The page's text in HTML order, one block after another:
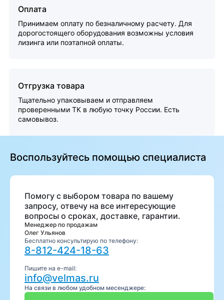
Оплата
Принимаем оплату по безналичному расчету. Для
дорогостоящего оборудования возможны условия
лизинга или поэтапной оплаты.
Отгрузка товара
Тщательно упаковываем и отправляем
проверенными ТК в любую точку России. Есть
самовывоз.
Воспользуйтесь помощью специалиста
Помогу с выбором товара по вашему
запросу, отвечу на все интересующие
вопросы о сроках, доставке, гарантии.
Менеджер по продажам
Олег Ульянов
Бесплатно консультирую по телефону:
8-812-424-18-63
Пишите на e-mail:
info@velmas.ru
На связи в любом удобном месенджере: